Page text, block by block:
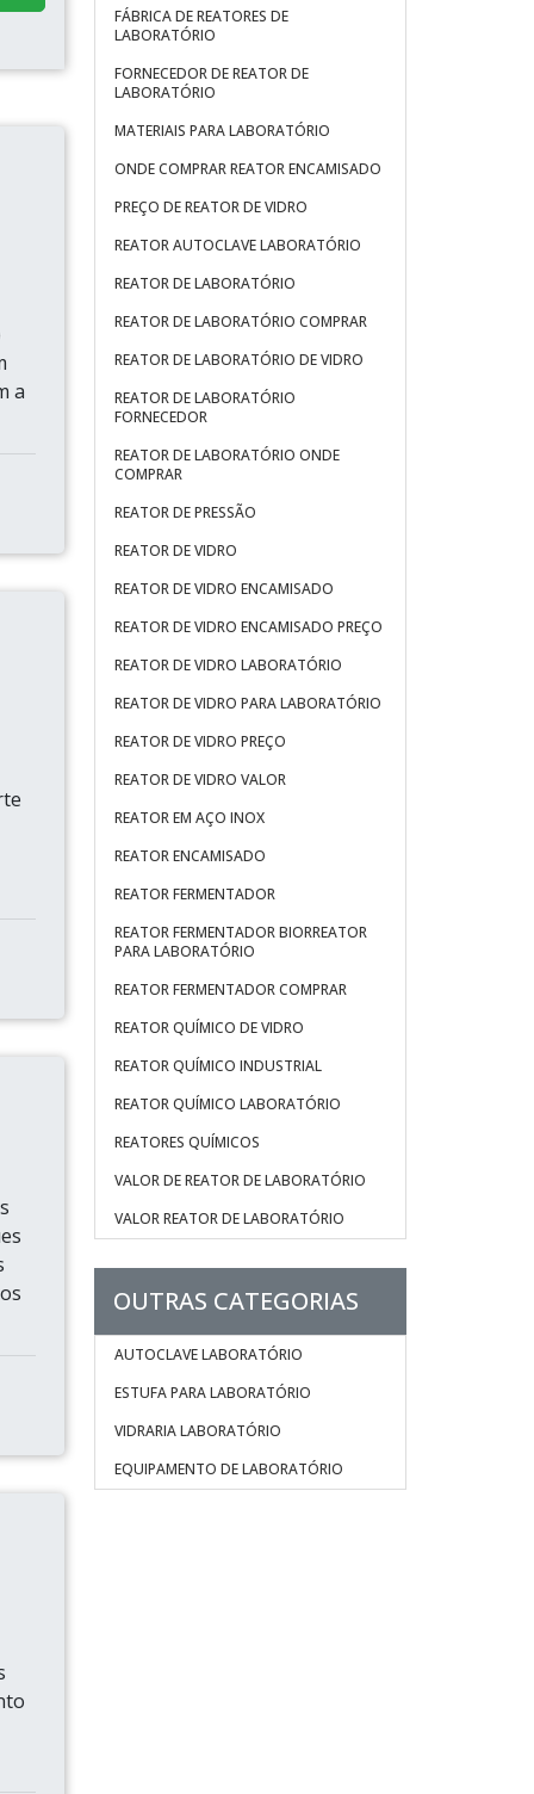
a
FÁBRICA DE REATORES DE
LABORATÓRIO
FORNECEDOR DE REATOR DE
LABORATÓRIO
MATERIAIS PARA LABORATÓRIO
ONDE COMPRAR REATOR ENCAMISADO
PREÇO DE REATOR DE VIDRO
REATOR AUTOCLAVE LABORATÓRIO
REATOR DE LABORATÓRIO
REATOR DE LABORATÓRIO COMPRAR
REATOR DE LABORATÓRIO DE VIDRO
REATOR DE LABORATÓRIO
FORNECEDOR
REATOR DE LABORATÓRIO ONDE
COMPRAR
REATOR DE PRESSÃO
REATOR DE VIDRO
REATOR DE VIDRO ENCAMISADO
REATOR DE VIDRO ENCAMISADO PREÇO
REATOR DE VIDRO LABORATÓRIO
REATOR DE VIDRO PARA LABORATÓRIO
REATOR DE VIDRO PREÇO
REATOR DE VIDRO VALOR
REATOR EM AÇO INOX
REATOR ENCAMISADO
REATOR FERMENTADOR
REATOR FERMENTADOR BIORREATOR
PARA LABORATÓRIO
REATOR FERMENTADOR COMPRAR
REATOR QUÍMICO DE VIDRO
REATOR QUÍMICO INDUSTRIAL
REATOR QUÍMICO LABORATÓRIO
REATORES QUÍMICOS
VALOR DE REATOR DE LABORATÓRIO
VALOR REATOR DE LABORATÓRIO
OUTRAS CATEGORIAS
AUTOCLAVE LABORATÓRIO
ESTUFA PARA LABORATÓRIO
VIDRARIA LABORATÓRIO
EQUIPAMENTO DE LABORATÓRIO